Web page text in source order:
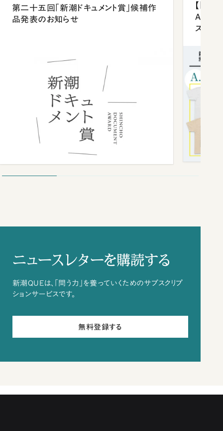
第二十五回「新潮ドキュメント賞」候補作
品発表のお知らせ
【「新
ズプレ
ニュースレターを購読する
新潮QUEは、「問う力」を養っていくためのサブスクリプ
ションサービスです。
無料登録する